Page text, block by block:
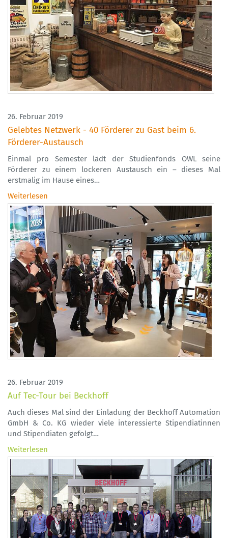
26. Februar 2019
Gelebtes Netzwerk - 40 Förderer zu Gast beim 6.
Förderer-Austausch
Einmal pro Semester lädt der Studienfonds OWL seine
Förderer zu einem lockeren Austausch ein – dieses Mal
erstmalig im Hause eines…
Weiterlesen
26. Februar 2019
Auf Tec-Tour bei Beckhoff
Auch dieses Mal sind der Einladung der Beckhoff Automation
GmbH & Co. KG wieder viele interessierte Stipendiatinnen
und Stipendiaten gefolgt…
Weiterlesen